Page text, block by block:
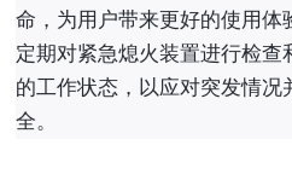
命，为用户带来更好的使用体
定期对紧急熄火装置进行检查
的工作状态，以应对突发情况
全。